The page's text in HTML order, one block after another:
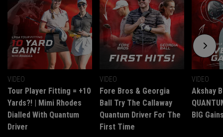
VIDEO
Tour Player Fitting = +10
Yards?! | Mimi Rhodes
Dialled With Quantum
Driver
VIDEO
Fore Bros & Georgia
Ball Try The Callaway
Quantum Driver For The
First Time
VIDEO
Akshay
BIG